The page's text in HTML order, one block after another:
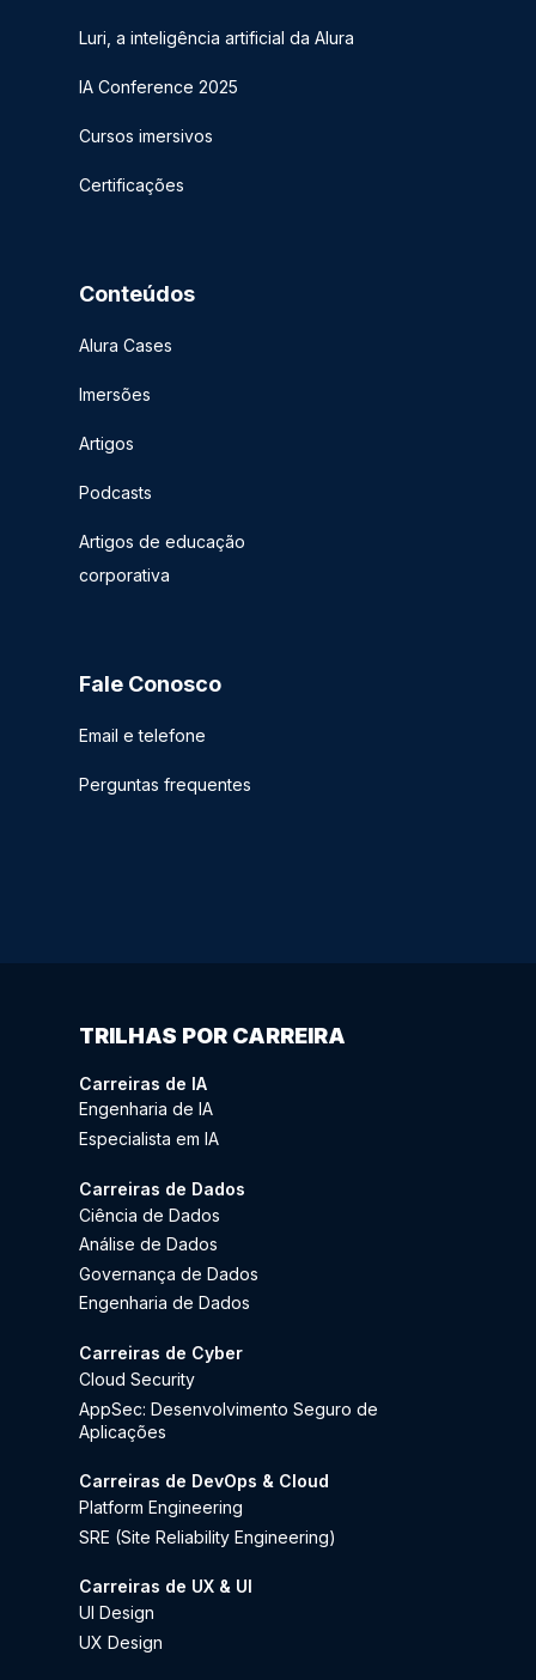
Luri, a inteligência artificial da Alura
IA Conference 2025
Cursos imersivos
Certificações
Conteúdos
Alura Cases
Imersões
Artigos
Podcasts
Artigos de educação
corporativa
Fale Conosco
Email e telefone
Perguntas frequentes
TRILHAS POR CARREIRA
Carreiras de IA
Engenharia de IA
Especialista em IA
Carreiras de Dados
Ciência de Dados
Análise de Dados
Governança de Dados
Engenharia de Dados
Carreiras de Cyber
Cloud Security
AppSec: Desenvolvimento Seguro de
Aplicações
Carreiras de DevOps & Cloud
Platform Engineering
SRE (Site Reliability Engineering)
Carreiras de UX & UI
UI Design
UX Design